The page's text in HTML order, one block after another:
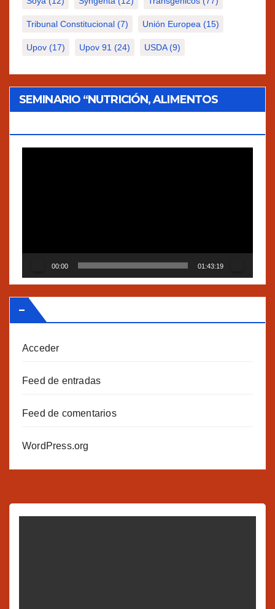
Tribunal Constitucional (7) Unión Europea (15)
Upov (17) Upov 91 (24) USDA(9)
SEMINARIO “NUTRICIÓN, ALIMENTOS
00:00 01:43:19
–
Acceder
Feed de entradas
Feed de comentarios
WordPress.org